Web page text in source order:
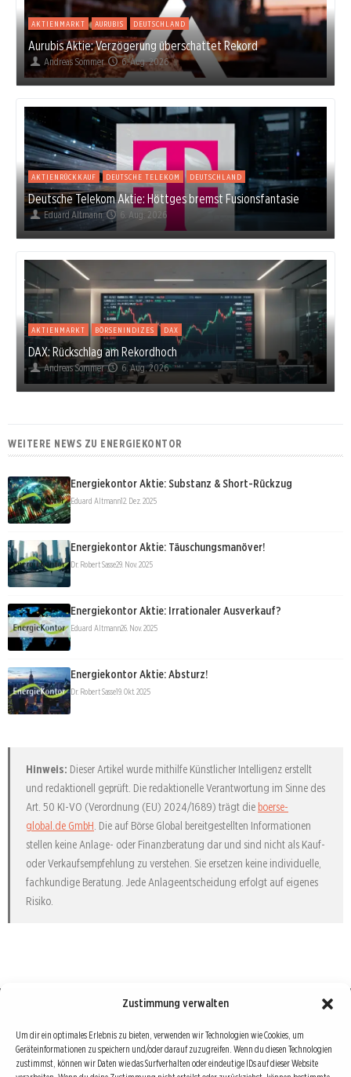
Zustimmung verwalten
Um dir ein optimales Erlebnis zu bieten, verwenden wir Technologien wie Cookies, um
Geräteinformationen zu speichern und/oder darauf zuzugreifen. Wenn du diesen Technologien
zustimmst, können wir Daten wie das Surfverhalten oder eindeutige IDs auf dieser Website
AKTIENMARKT AURUBIS DEUTSCHLAND
Aurubis Aktie: Verzögerung überschattet Rekord
Andreas Sommer 6. Aug. 2026
AKTIENRÜCKKAUF DEUTSCHE TELEKOM DEUTSCHLAND
Deutsche Telekom Aktie: Höttges bremst Fusionsfantasie
Eduard Altmann 6. Aug. 2026
AKTIENMARKT BÖRSENINDIZES DAX
DAX: Rückschlag am Rekordhoch
Andreas Sommer 6. Aug. 2026
WEITERE NEWS ZU ENERGIEKONTOR
Energiekontor Aktie: Substanz & Short-Rückzug
Eduard Altmann12. Dez. 2025
Energiekontor Aktie: Täuschungsmanöver!
Dr. Robert Sasse29. Nov. 2025
Energiekontor Aktie: Irrationaler Ausverkauf?
Eduard Altmann26. Nov. 2025
Energiekontor Aktie: Absturz!
Dr. Robert Sasse19. Okt. 2025
Hinweis: Dieser Artikel wurde mithilfe Künstlicher Intelligenz erstellt
und redaktionell geprüft. Die redaktionelle Verantwortung im Sinne des
Art. 50 KI-VO (Verordnung (EU) 2024/1689) trägt die boerse-
global.de GmbH. Die auf Börse Global bereitgestellten Informationen
stellen keine Anlage- oder Finanzberatung dar und sind nicht als Kauf-
oder Verkaufsempfehlung zu verstehen. Sie ersetzen keine individuelle,
fachkundige Beratung. Jede Anlageentscheidung erfolgt auf eigenes
Risiko.
Börse : lokal, international, global
Erfolgreiche Börsengeschäfte bedingen vor allem drei Dinge: Verlässliche Informationen,